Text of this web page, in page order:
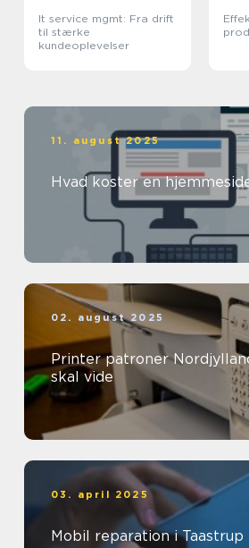
It service mgmt: Fra drift
til stærke
kundeoplevelser
11. august 2025
Hvad koster en
02. august 2025
Printer patroner
skal vide
03. april 2025
Mobil reparation i Taastrup